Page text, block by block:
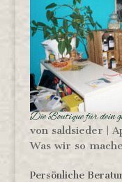
Die Boutique für dein
von saldsieder |
Was wir so
Persönliche